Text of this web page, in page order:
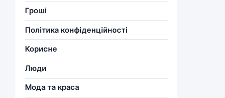
Гроші
Політика конфіденційності
Корисне
Люди
Мода та краса